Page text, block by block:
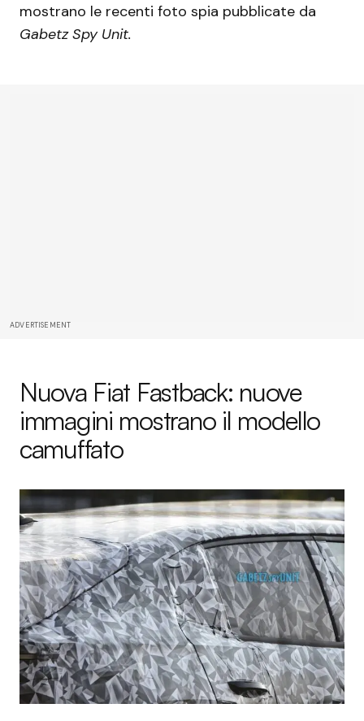
mostrano le recenti foto spia pubblicate da
Gabetz Spy Unit.
ADVERTISEMENT
Nuova Fiat Fastback: nuove
immagini mostrano il modello
camuffato